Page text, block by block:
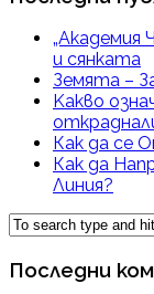
„Академия
и сянката
Земята –
Kакво
Как да се
Как да
Линия?
Последни